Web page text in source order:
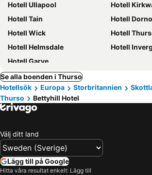
Hotell Ullapool
Hotell
Hotell Tain
Hotell
Hotell Wick
Hotell
Hotell Helmsdale
Hotell
Hotell Garve
Se alla boenden i Thurso
Hotellsök
Europa Storbritannien
Thurso
Bettyhill Hotel
Välj ditt land
Lägg till på Google
Hitta våra resultat enkelt: Lägg till